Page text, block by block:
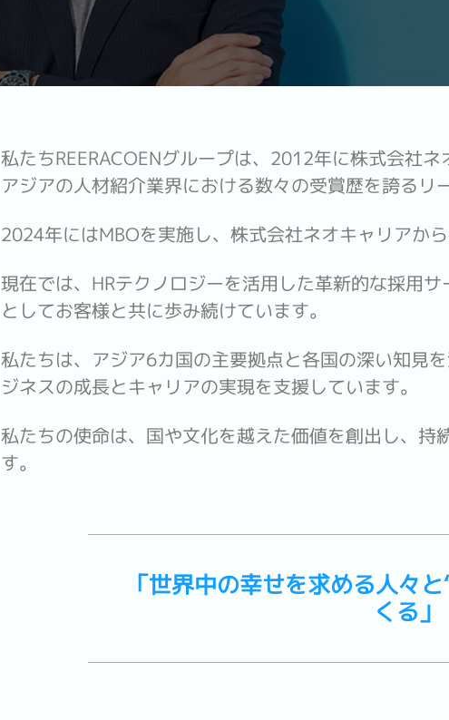
私たちREERACOENグループは、2012年に株式会社
アジアの人材紹介業界における数々の受賞歴を誇るリ
2024年にはMBOを実施し、株式会社ネオキャリアか
現在では、HRテクノロジーを活用した革新的な採用
としてお客様と共に歩み続けています。
私たちは、アジア6カ国の主要拠点と各国の深い知見
ジネスの成長とキャリアの実現を支援しています。
私たちの使命は、国や文化を越えた価値を創出し、
す。
「世界中の幸せを求める人々
くる」